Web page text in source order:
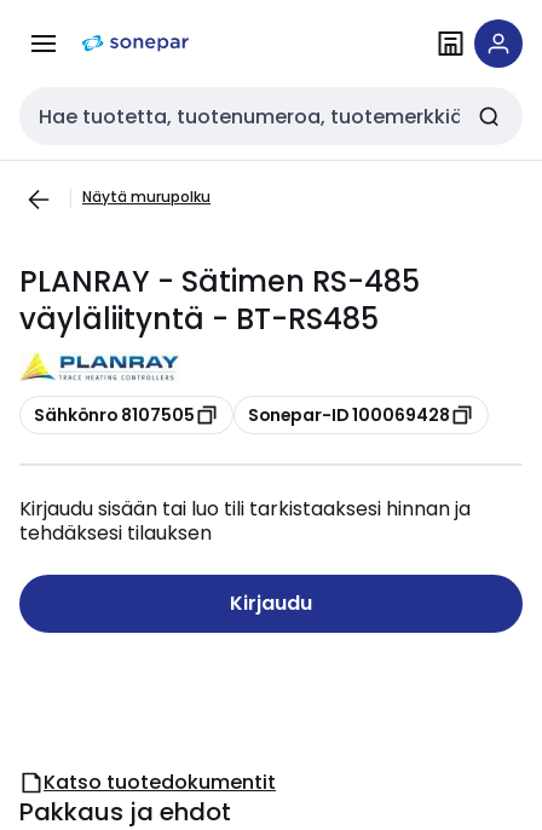
navigointiinsisältöön
Haku
Näytä murupolku
PLANRAY - Sätimen RS-485
väyläliityntä - BT-RS485
Kopioi
Sähkönro 8107505 Kopioi
Sonepar-ID 100069428
Kirjaudu sisään tai luo tili tarkistaaksesi hinnan ja
tehdäksesi tilauksen
Kirjaudu
Katso tuotedokumentit
Pakkaus ja ehdot